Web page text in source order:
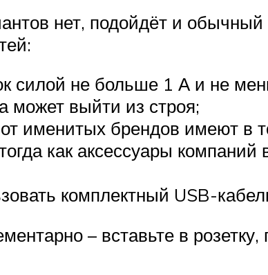
нет, подойдёт и
силой не больше 1 А и не
может выйти из строя;
именитых брендов имеют в
как аксессуары компаний
комплектный USB-
– вставьте в